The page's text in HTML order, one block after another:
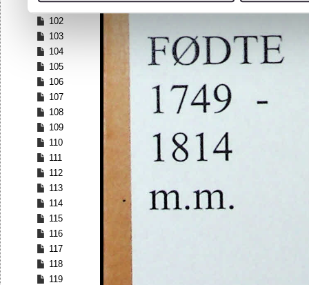
101
102
103
104
105
106
107
108
109
110
111
112
113
114
115
116
117
118
119